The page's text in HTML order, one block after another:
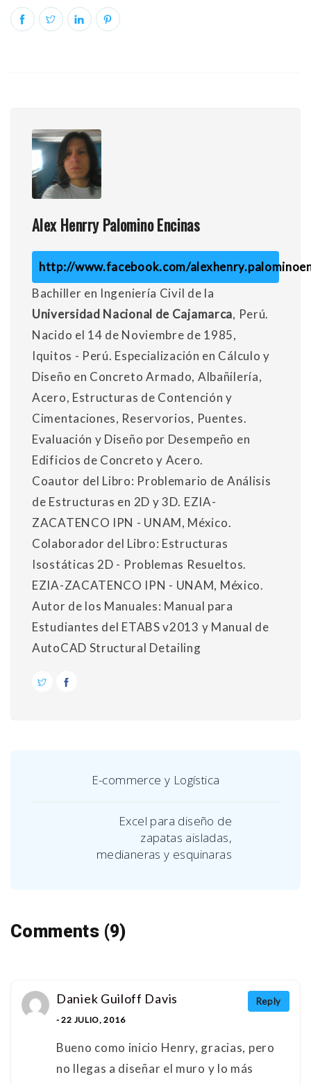
Alex Henrry Palomino Encinas
http://www.facebook.com/
Bachiller en Ingeniería Civil de la
Universidad Nacional de Cajamarca, Perú.
Nacido el 14 de Noviembre de 1985,
Iquitos - Perú. Especialización en Cálculo y
Diseño en Concreto Armado, Albañilería,
Acero, Estructuras de Contención y
Cimentaciones, Reservorios, Puentes.
Evaluación y Diseño por Desempeño en
Edificios de Concreto y Acero.
Coautor del Libro: Problemario de Análisis
de Estructuras en 2D y 3D. EZIA-
ZACATENCO IPN - UNAM, México.
Colaborador del Libro: Estructuras
Isostáticas 2D - Problemas Resueltos.
EZIA-ZACATENCO IPN - UNAM, México.
Autor de los Manuales: Manual para
Estudiantes del ETABS v2013 y Manual de
AutoCAD Structural Detailing
E-commerce y Logística
Excel para diseño de
zapatas aisladas,
medianeras y esquinaras
Comments (9)
Reply
Daniek Guiloff Davis
- 22 JULIO, 2016
Bueno como inicio Henry, gracias, pero
no llegas a diseñar el muro y lo más